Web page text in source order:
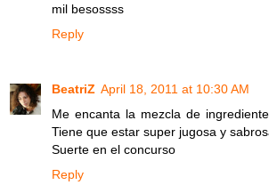
mil besossss
Reply
BeatriZ April 18, 2011 at 10:30 AM
Me encanta la mezcla de
Tiene que estar super jugosa y
Suerte en el concurso
Reply